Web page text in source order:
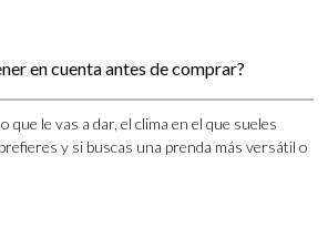
en cuenta antes de comprar?
que le vas a dar, el clima en el que sueles
y si buscas una prenda más versátil o